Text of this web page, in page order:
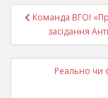
Навігація
записів
Команда ВГОІ
засідання
Реально чи